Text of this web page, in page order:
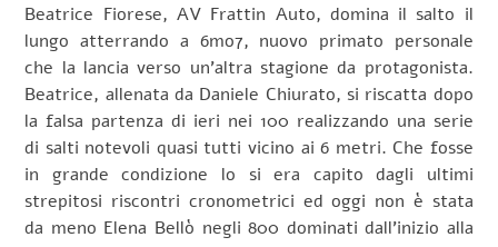
Beatrice Fiorese, AV Frattin Auto, domina il salto il
lungo atterrando a 6mo7, nuovo primato personale
che la lancia verso un’altra stagione da protagonista.
Beatrice, allenata da Daniele Chiurato, si riscatta dopo
la falsa partenza di ieri nei 100 realizzando una serie
di salti notevoli quasi tutti vicino ai 6 metri. Che fosse
in grande condizione lo si era capito dagli ultimi
strepitosi riscontri cronometrici ed oggi non è stata
da meno Elena Bellò negli 800 dominati dall’inizio alla